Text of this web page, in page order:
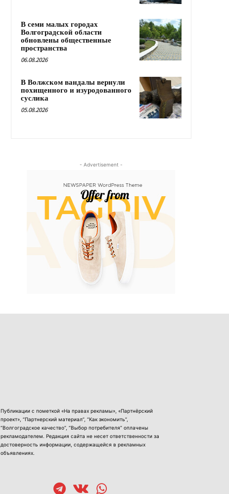
В семи малых городах
Волгоградской области
обновлены общественные
пространства
06.08.2026
В Волжском вандалы вернули
похищенного и изуродованного
суслика
05.08.2026
- Advertisement -
Публикации с пометкой «На правах рекламы», «Партнёрский
проект», “Партнерский материал”, “Как экономить”,
“Волгоградское качество”, “Выбор потребителя” оплачены
рекламодателем. Редакция сайта не несет ответственности за
достоверность информации, содержащейся в рекламных
объявлениях.